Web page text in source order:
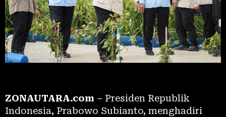
ZONAUTARA.com – Presiden Republik
Indonesia, Prabowo Subianto, menghadiri